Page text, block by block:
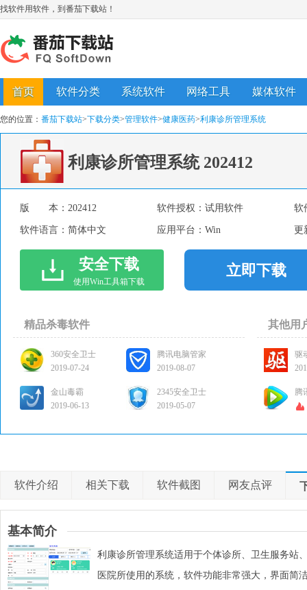
找软件用软件，到番茄下载站！
首页 软件分类 系统软件 网络工具 媒体软件
您的位置： 番茄下载站>下载分类>管理软件>健康医药>利康诊所管理系统
利康诊所管理系统 202412
版 本： 202412 软件授权： 试用软件 软
软件语言： 简体中文 应用平台： Win 更
安全下载
使用Win工具箱下载
立即下载
精品杀毒软件
360安全卫士
2019-07-24
腾讯电脑管家
2019-08-07
金山毒霸
2019-06-13
2345安全卫士
2019-05-07
其他用
驱
腾
软件介绍 相关下载 软件截图 网友点评
基本简介
利康诊所管理系统适用于个体诊所、卫生服务站
医院所使用的系统，软件功能非常强大，界面简